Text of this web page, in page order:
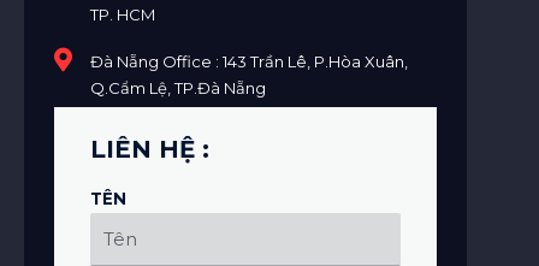
TP. HCM
Đà Nẵng Office : 143 Trần Lê, P.Hòa Xuân,
Q.Cẩm Lệ, TP.Đà Nẵng
LIÊN HỆ :
TÊN